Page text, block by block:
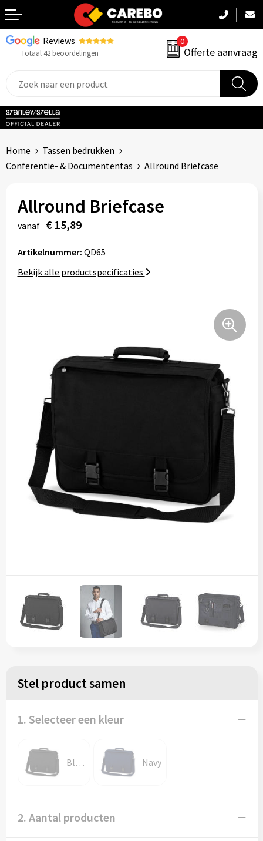
Reviews
Totaal 42 beoordelingen
0
Offerte aanvraag
Terug
Sportkleding
Handdoeken & Dekens
Tassen
Home
Tassen bedrukken
Conferentie- & Documententas
Allround Briefcase
Allround Briefcase
vanaf € 15,89
Artikelnummer: QD65
Bekijk alle productspecificaties
Stel product samen
1. Selecteer een kleur
Black Navy
2. Aantal producten